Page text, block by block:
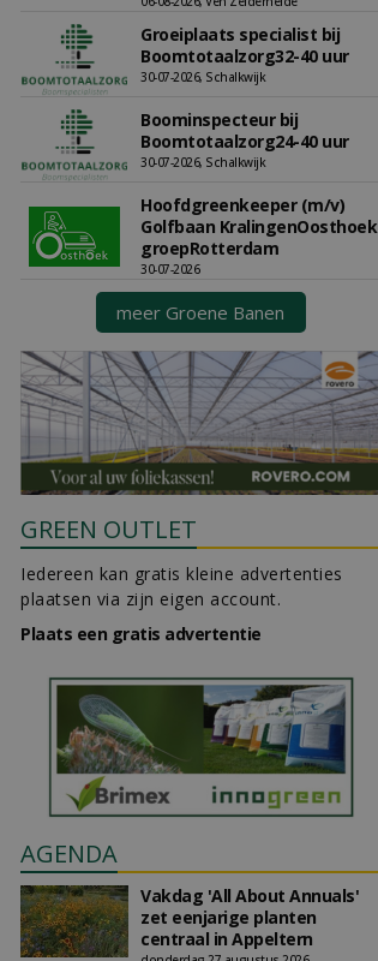
Groeiplaats specialist bij
Boomtotaalzorg32-40 uur
30-07-2026, Schalkwijk
Boominspecteur bij
Boomtotaalzorg24-40 uur
30-07-2026, Schalkwijk
Hoofdgreenkeeper (m/v)
Golfbaan KralingenOosthoek
groepRotterdam
30-07-2026
meer Groene Banen
GREEN OUTLET
Iedereen kan gratis kleine advertenties
plaatsen via zijn eigen account.
Plaats een gratis advertentie
AGENDA
Vakdag 'All About Annuals'
zet eenjarige planten
centraal in Appeltern